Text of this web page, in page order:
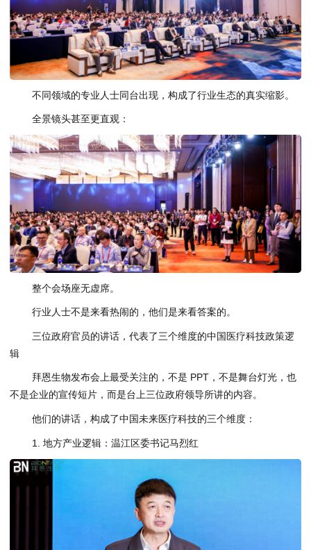
不同领域的专业人士同台出现，构成了行业生态的真实缩影。
全景镜头甚至更直观：
整个会场座无虚席。
行业人士不是来看热闹的，他们是来看答案的。
三位政府官员的讲话，代表了三个维度的中国医疗科技政策逻
辑
拜恩生物发布会上最受关注的，不是 PPT，不是舞台灯光，也
不是企业的宣传短片，而是台上三位政府领导所讲的内容。
他们的讲话，构成了中国未来医疗科技的三个维度：
1. 地方产业逻辑：温江区委书记马烈红